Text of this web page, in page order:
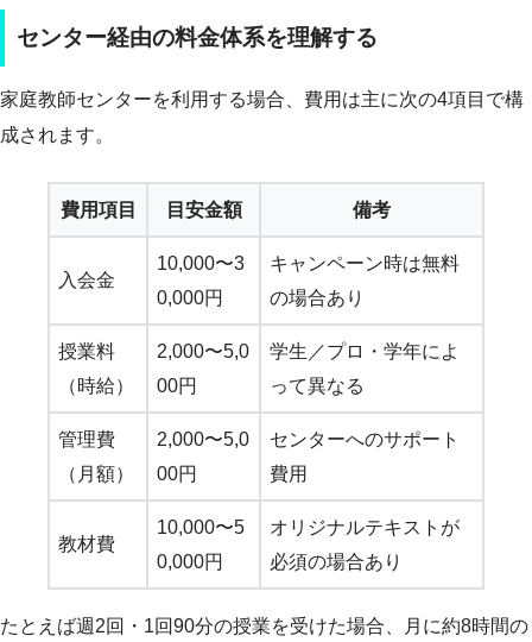
センター経由の料金体系を理解する
家庭教師センターを利用する場合、費用は主に次の4項目で構
成されます。
費用項目 目安金額 備考
入会金
10,000〜3
0,000円
キャンペーン時は無料
の場合あり
授業料
（時給）
2,000〜5,0
00円
学生／プロ・学年によ
って異なる
管理費
（月額）
2,000〜5,0
00円
センターへのサポート
費用
教材費
10,000〜5
0,000円
オリジナルテキストが
必須の場合あり
たとえば週2回・1回90分の授業を受けた場合、月に約8時間の